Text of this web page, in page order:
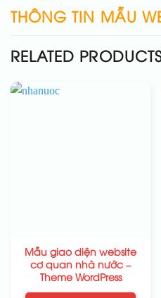
THÔNG TIN MẪU
RELATED
Mẫu giao diện website
cơ quan nhà nước –
Theme WordPress